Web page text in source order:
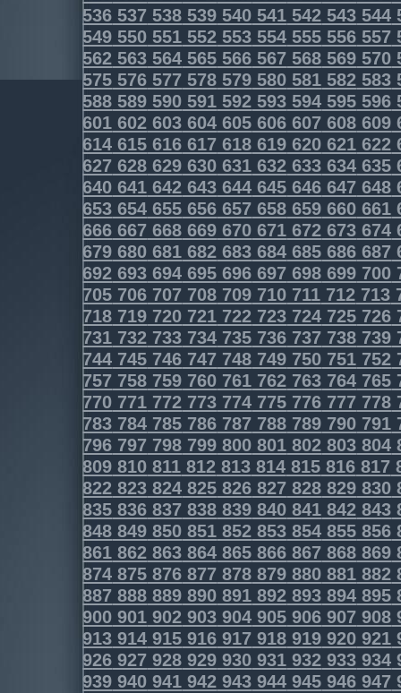
536 537 538 539 540 541 542 543 544
549 550 551 552 553 554 555 556 557
562 563 564 565 566 567 568 569 570
575 576 577 578 579 580 581 582 583
588 589 590 591 592 593 594 595 596
601 602 603 604 605 606 607 608 609
614 615 616 617 618 619 620 621 622
627 628 629 630 631 632 633 634 635
640 641 642 643 644 645 646 647 648
653 654 655 656 657 658 659 660 661
666 667 668 669 670 671 672 673 674
679 680 681 682 683 684 685 686 687
692 693 694 695 696 697 698 699 700
705 706 707 708 709 710 711 712 713
718 719 720 721 722 723 724 725 726
731 732 733 734 735 736 737 738 739
744 745 746 747 748 749 750 751 752
757 758 759 760 761 762 763 764 765
770 771 772 773 774 775 776 777 778
783 784 785 786 787 788 789 790 791
796 797 798 799 800 801 802 803 804
809 810 811 812 813 814 815 816 817
822 823 824 825 826 827 828 829 830
835 836 837 838 839 840 841 842 843
848 849 850 851 852 853 854 855 856
861 862 863 864 865 866 867 868 869
874 875 876 877 878 879 880 881 882
887 888 889 890 891 892 893 894 895
900 901 902 903 904 905 906 907 908
913 914 915 916 917 918 919 920 921
926 927 928 929 930 931 932 933 934
939 940 941 942 943 944 945 946 947